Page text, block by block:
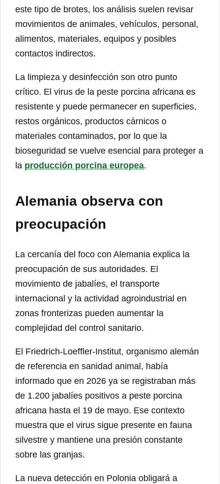
este tipo de brotes, los análisis suelen revisar
movimientos de animales, vehículos, personal,
alimentos, materiales, equipos y posibles
contactos indirectos.
La limpieza y desinfección son otro punto
crítico. El virus de la peste porcina africana es
resistente y puede permanecer en superficies,
restos orgánicos, productos cárnicos o
materiales contaminados, por lo que la
bioseguridad se vuelve esencial para proteger a
la producción porcina europea.
Alemania observa con
preocupación
La cercanía del foco con Alemania explica la
preocupación de sus autoridades. El
movimiento de jabalíes, el transporte
internacional y la actividad agroindustrial en
zonas fronterizas pueden aumentar la
complejidad del control sanitario.
El Friedrich-Loeffler-Institut, organismo alemán
de referencia en sanidad animal, había
informado que en 2026 ya se registraban más
de 1.200 jabalíes positivos a peste porcina
africana hasta el 19 de mayo. Ese contexto
muestra que el virus sigue presente en fauna
silvestre y mantiene una presión constante
sobre las granjas.
La nueva detección en Polonia obligará a